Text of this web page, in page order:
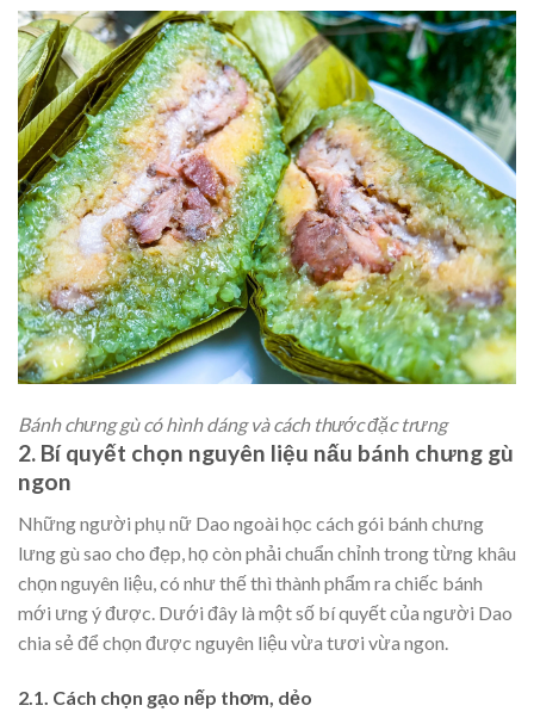
Bánh chưng gù có hình dáng và cách thước đặc trưng
2. Bí quyết chọn nguyên liệu nấu bánh chưng gù
ngon
Những người phụ nữ Dao ngoài học cách gói bánh chưng
lưng gù sao cho đẹp, họ còn phải chuẩn chỉnh trong từng khâu
chọn nguyên liệu, có như thế thì thành phẩm ra chiếc bánh
mới ưng ý được. Dưới đây là một số bí quyết của người Dao
chia sẻ để chọn được nguyên liệu vừa tươi vừa ngon.
2.1. Cách chọn gạo nếp thơm, dẻo